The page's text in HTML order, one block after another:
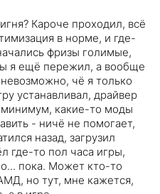
Кароче проходил, всё
в норме, и где-
фризы голимые,
я ещё пережил, а вообще
чё я только
устанавливал, драйвер
какие-то моды
- ничё не помогает,
назад, загрузил
где-то пол часа игры,
пока. Может кто-то
но тут, мне кажется,